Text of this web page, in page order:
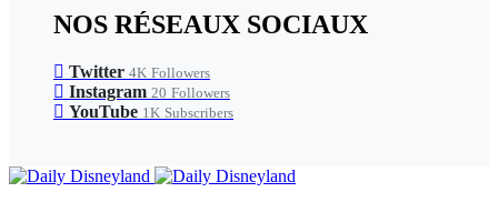
NOS RÉSEAUX SOCIAUX
Twitter 4K Followers
Instagram 20 Followers
YouTube 1K Subscribers